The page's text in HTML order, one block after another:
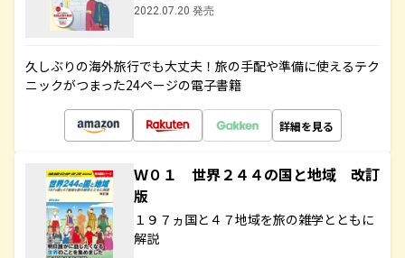
2022.07.20 発売
久しぶりの海外旅行でも大丈夫！旅の手配や準備に使えるテク
ニックがつまった24ページの電子書籍
詳細を見る
Ｗ０１ 世界２４４の国と地域 改訂
版
１９７ヵ国と４７地域を旅の雑学とともに
解説